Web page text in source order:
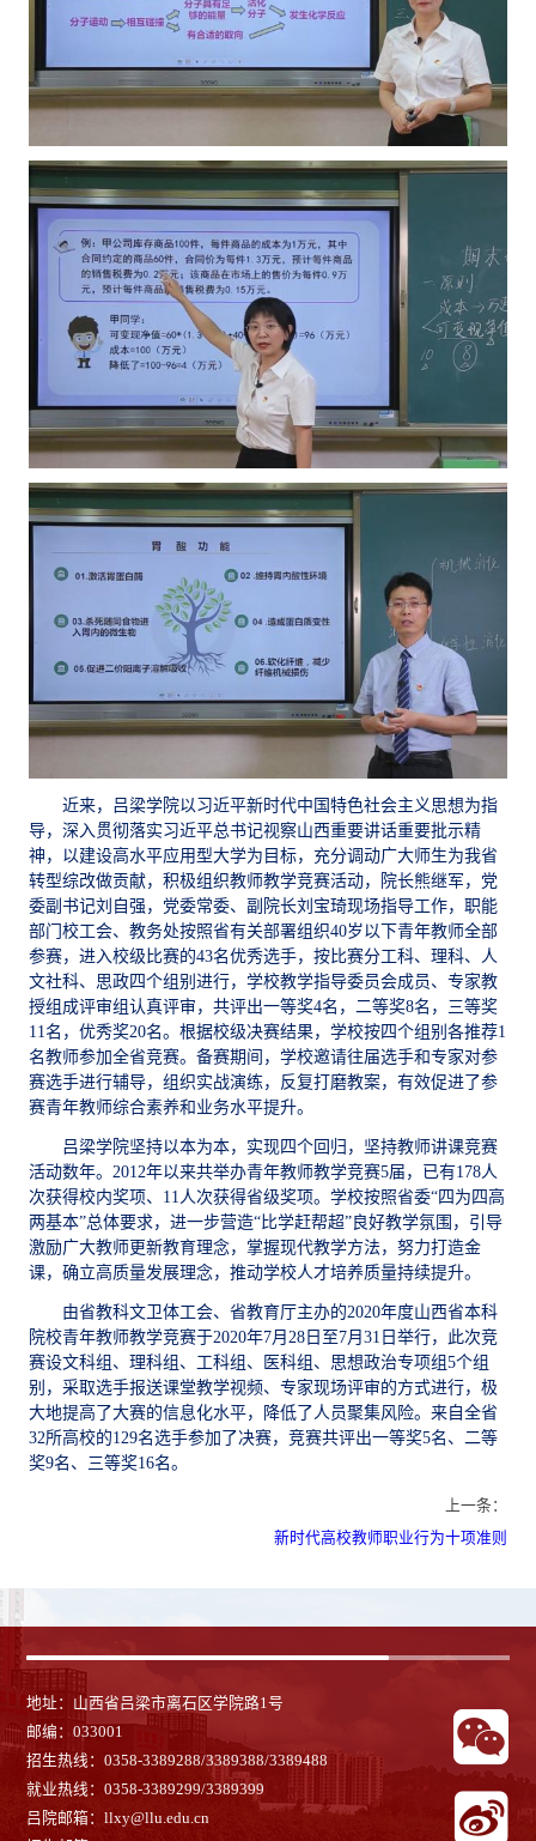
近来，吕梁学院以习近平新时代中国特色社会主义思想为指
导，深入贯彻落实习近平总书记视察山西重要讲话重要批示精
神，以建设高水平应用型大学为目标，充分调动广大师生为我省
转型综改做贡献，积极组织教师教学竞赛活动，院长熊继军，党
委副书记刘自强，党委常委、副院长刘宝琦现场指导工作，职能
部门校工会、教务处按照省有关部署组织40岁以下青年教师全部
参赛，进入校级比赛的43名优秀选手，按比赛分工科、理科、人
文社科、思政四个组别进行，学校教学指导委员会成员、专家教
授组成评审组认真评审，共评出一等奖4名，二等奖8名，三等奖
11名，优秀奖20名。根据校级决赛结果，学校按四个组别各推荐1
名教师参加全省竞赛。备赛期间，学校邀请往届选手和专家对参
赛选手进行辅导，组织实战演练，反复打磨教案，有效促进了参
赛青年教师综合素养和业务水平提升。
吕梁学院坚持以本为本，实现四个回归，坚持教师讲课竞赛
活动数年。2012年以来共举办青年教师教学竞赛5届，已有178人
次获得校内奖项、11人次获得省级奖项。学校按照省委“四为四高
两基本”总体要求，进一步营造“比学赶帮超”良好教学氛围，引导
激励广大教师更新教育理念，掌握现代教学方法，努力打造金
课，确立高质量发展理念，推动学校人才培养质量持续提升。
由省教科文卫体工会、省教育厅主办的2020年度山西省本科
院校青年教师教学竞赛于2020年7月28日至7月31日举行，此次竞
赛设文科组、理科组、工科组、医科组、思想政治专项组5个组
别，采取选手报送课堂教学视频、专家现场评审的方式进行，极
大地提高了大赛的信息化水平，降低了人员聚集风险。来自全省
32所高校的129名选手参加了决赛，竞赛共评出一等奖5名、二等
奖9名、三等奖16名。
上一条：
新时代高校教师职业行为十项准则
地址：山西省吕梁市离石区学院路1号
邮编：033001
招生热线：0358-3389288/3389388/3389488
就业热线：0358-3389299/3389399
吕院邮箱：llxy@llu.edu.cn